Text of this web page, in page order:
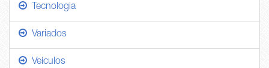
Tecnologia
Variados
Veículos